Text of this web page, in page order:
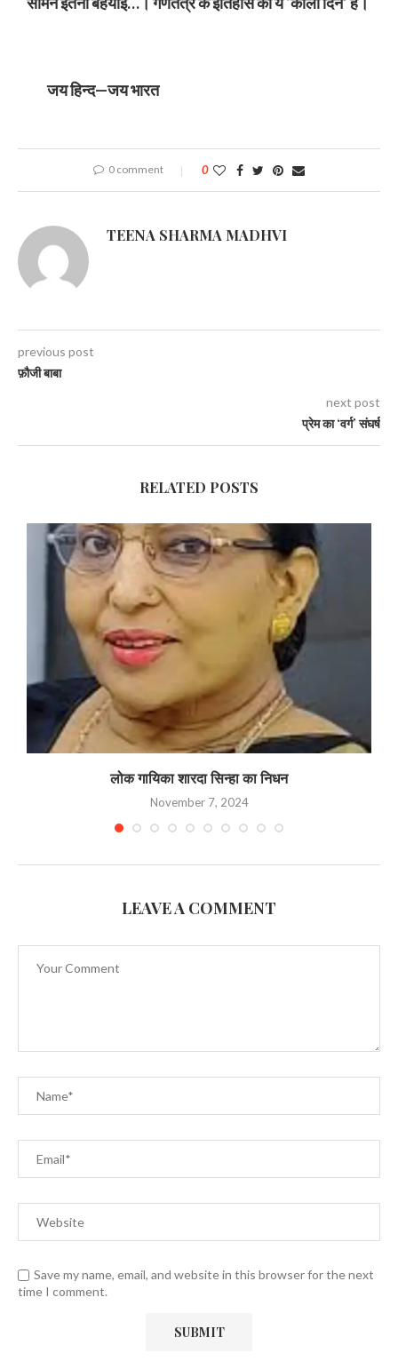
जय हिन्द—जय भारत
0 comment 0
TEENA SHARMA MADHVI
previous post
फ़ौजी बाबा
next post
प्रेम का ‘वर्ग’ संघर्ष
RELATED POSTS
लोक गायिका शारदा सिन्हा का निधन
November 7, 2024
LEAVE A COMMENT
Save my name, email, and website in this browser for the next
time I comment.